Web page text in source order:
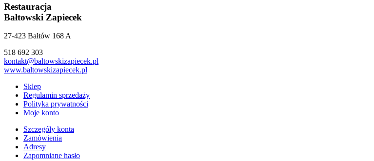
Restauracja
Bałtowski Zapiecek
27-423 Bałtów 168 A
518 692 303
kontakt@baltowskizapiecek.pl
www.baltowskizapiecek.pl
Sklep
Regulamin sprzedaży
Polityka prywatności
Moje konto
Szczegóły konta
Zamówienia
Adresy
Zapomniane hasło